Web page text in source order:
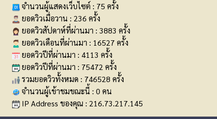
จำนวนผู้แสดงเว็บไซต์ : 75 ครั้ง
ยอดวิวเมื่อวาน : 236 ครั้ง
ยอดวิวสัปดาห์ที่ผ่านมา : 3883 ครั้ง
ยอดวิวเดือนที่ผ่านมา : 16527 ครั้ง
ยอดวิวปีที่ผ่านมา : 4113 ครั้ง
ยอดวิวปีที่ผ่านมา : 75472 ครั้ง
รวมยอดวิวทั้งหมด : 746528 ครั้ง
จำนวนผู้เข้าชมขณะนี้ : 0 คน
IP Address ของคุณ : 216.73.217.145